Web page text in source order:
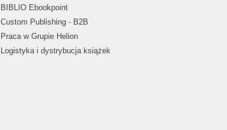
BIBLIO Ebookpoint
Custom Publishing - B2B
Praca w Grupie Helion
Logistyka i dystrybucja książek